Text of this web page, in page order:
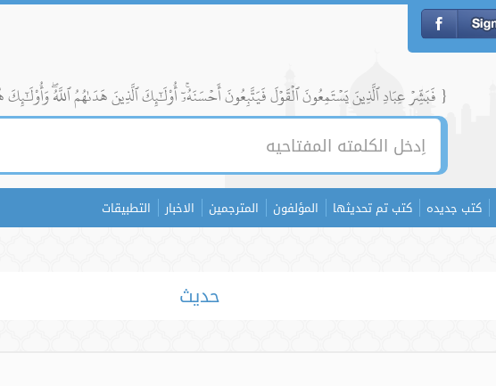
{ فَبَشِّرۡ عِبَادِ ٱلَّذِينَ يَسۡتَمِعُونَ ٱلۡقَوۡلَ فَيَتَّبِعُونَ أَحۡسَنَهُۥٓۚ أُوْلَٰٓئِكَ ٱلَّذِينَ هَدَىٰهُمُ ٱللَّهُۖ وَأُوْلَٰٓئِكَ
كتب جديده كتب تم تحديثها المؤلفون المترجمين الاخبار التطبيقات
حدیث